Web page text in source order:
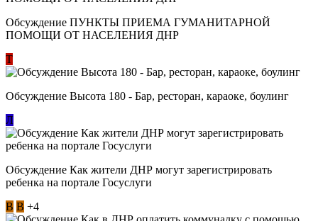
Обсуждение ​ПУНКТЫ ПРИЕМА ГУМАНИТАРНОЙ
ПОМОЩИ ОТ НАСЕЛЕНИЯ ДНР
Т
Обсуждение Высота 180 - Бар, ресторан, караоке, боулинг
Л
Обсуждение Как жители ДНР могут зарегистрировать
ребенка на портале Госуслуги
В В +4